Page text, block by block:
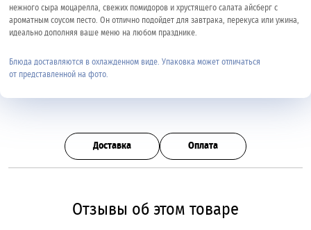
нежного сыра моцарелла, свежих помидоров и хрустящего салата айсберг с
ароматным соусом песто. Он отлично подойдет для завтрака, перекуса или ужина,
идеально дополняя ваше меню на любом празднике.
Блюда доставляются в охлажденном виде. Упаковка может отличаться
от представленной на фото.
Доставка Оплата
Отзывы об этом товаре